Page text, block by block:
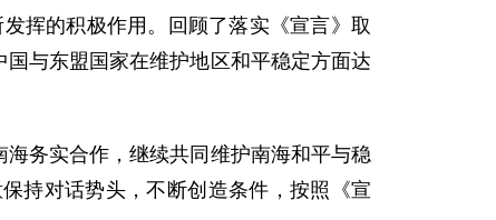
挥的积极作用。回顾了落实《宣言》取
与东盟国家在维护地区和平稳定方面达
务实合作，继续共同维护南海和平与稳
持对话势头，不断创造条件，按照《宣